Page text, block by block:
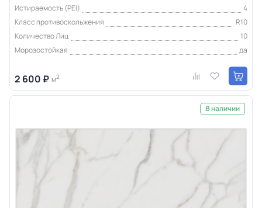
Истираемость (PEI)
4
Класс противоскольжения
R10
Количество Лиц
10
Морозостойкая
да
2 600 ₽ м2
В наличии